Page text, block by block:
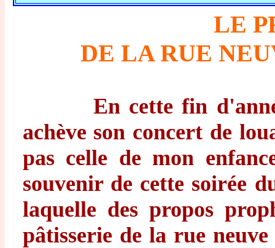
LE
DE LA RUE
En cette fin
achève son concert de
pas celle de mon
souvenir de cette soirée
laquelle des propos
pâtisserie de la rue